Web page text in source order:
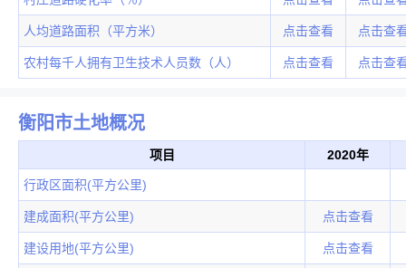
人均道路面积（平方米） 点击查看 点击查
农村每千人拥有卫生技术人员数（人） 点击查看 点击查
衡阳市土地概况
项目 2020年
行政区面积(平方公里)
建成面积(平方公里) 点击查看
建设用地(平方公里) 点击查看